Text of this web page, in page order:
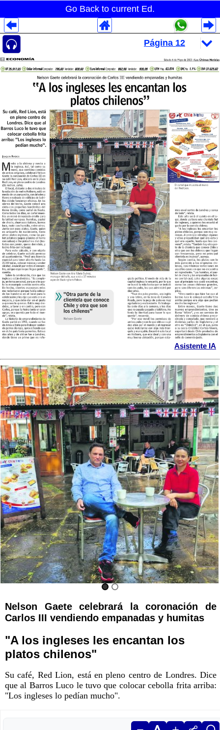
Go Back to current Ed.
Asistente IA
Nelson Gaete celebrará la coronación de
Carlos III vendiendo empanadas y humitas
"A los ingleses les encantan los
platos chilenos"
Su café, Red Lion, está en pleno centro de Londres. Dice
que al Barros Luco le tuvo que colocar cebolla frita arriba:
"Los ingleses lo pedían mucho".
Despliegues Analytics
Despliegues Totales
Despliegues por Rubros